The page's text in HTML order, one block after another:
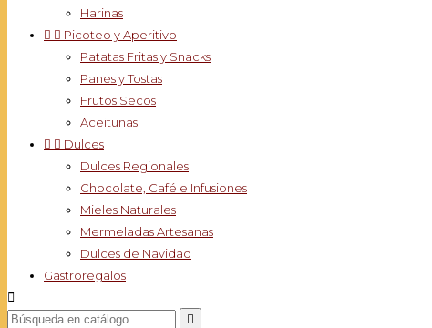
Harinas
  Picoteo y Aperitivo
Patatas Fritas y Snacks
Panes y Tostas
Frutos Secos
Aceitunas
  Dulces
Dulces Regionales
Chocolate, Café e Infusiones
Mieles Naturales
Mermeladas Artesanas
Dulces de Navidad
Gastroregalos

